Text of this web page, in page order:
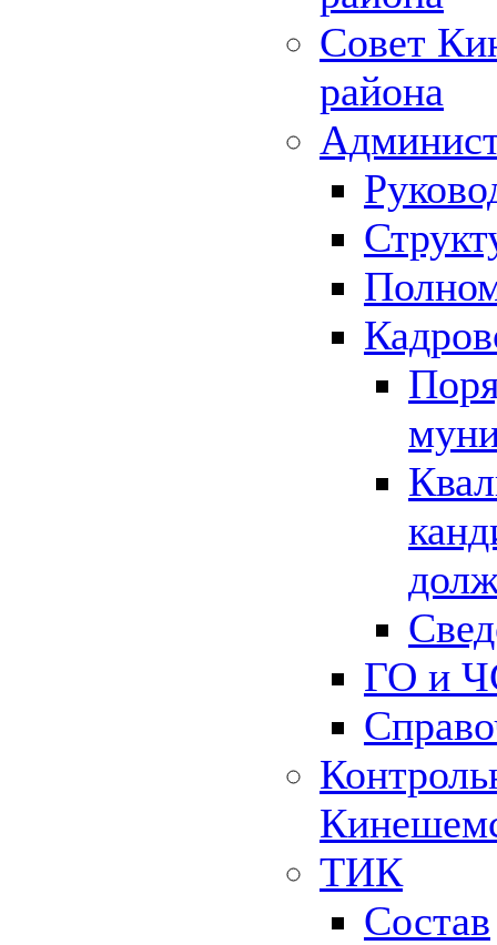
Совет
района
ГО и
ТИК
Состав